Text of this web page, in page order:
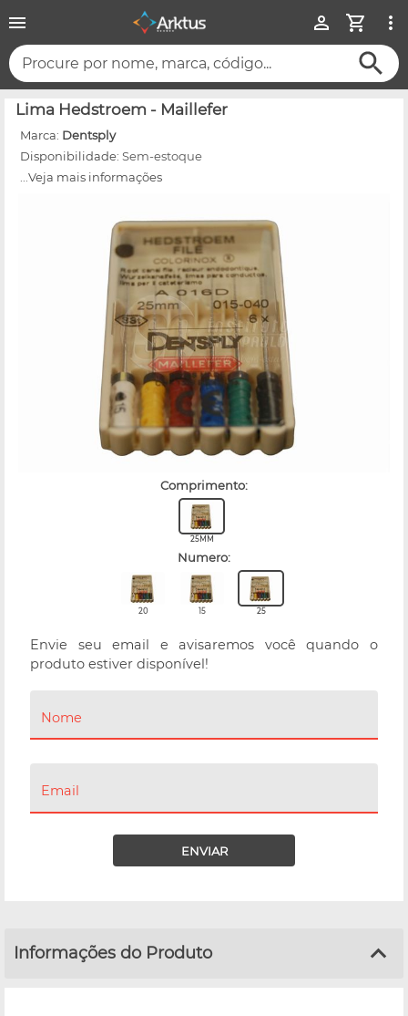
Procure por nome, marca, código...
Lima Hedstroem - Maillefer
Marca: Dentsply
Disponibilidade: Sem-estoque
...Veja mais informações
comprimento:
25MM
numero:
20 15 25
Envie seu email e avisaremos você quando o
produto estiver disponível!
Nome
Email
ENVIAR
Informações do Produto